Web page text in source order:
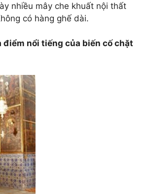
nhiều mây che khuất nội thất
có hàng ghế dài.
nổi tiếng của biến cốchặt